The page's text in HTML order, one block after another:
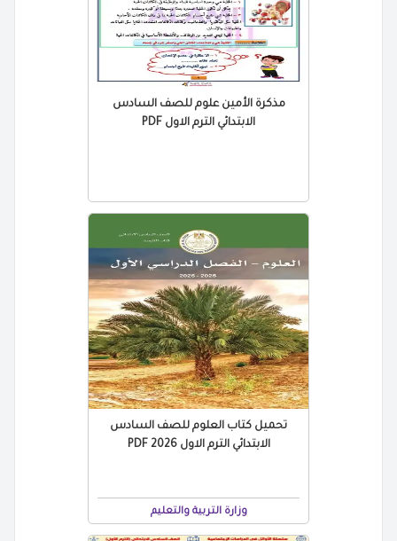
مذكرة الأمين علوم للصف السادس
الابتدائي الترم الاول PDF
تحميل كتاب العلوم للصف السادس
الابتدائي الترم الاول 2026 PDF
وزارة التربية والتعليم